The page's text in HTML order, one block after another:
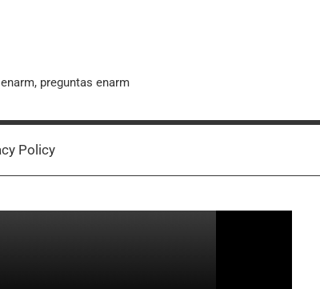
preguntas enarm
Policy